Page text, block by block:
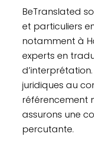
BeTranslated
et particuliers
notamment à
experts en
juridiques au
référencement
assurons une
percutante.